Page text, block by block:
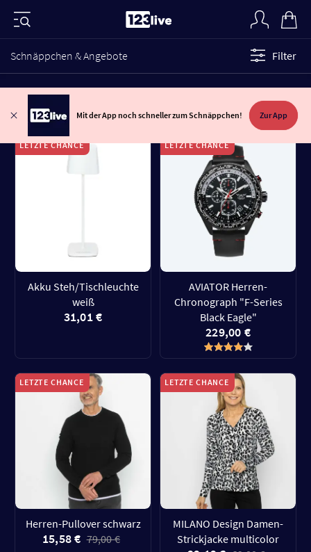
Schnäppchen & Angebote Filter
Mit der App noch schneller zum Schnäppchen! Zur App
LETZTE CHANCE
Akku Steh/Tischleuchte
weiß
31,01 €
LETZTE CHANCE
AVIATOR Herren-
Chronograph "F-Series
Black Eagle"
229,00 €
LETZTE CHANCE
Herren-Pullover schwarz
15,58 € 79,00 €
LETZTE CHANCE
MILANO Design Damen-
Strickjacke multicolor